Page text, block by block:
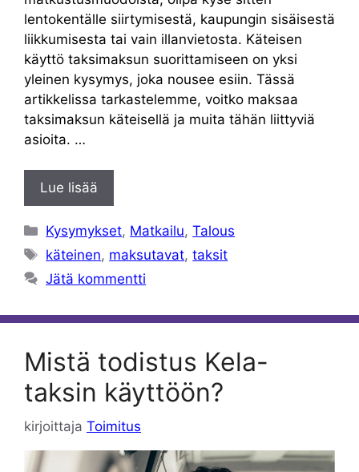
lentokentälle siirtymisestä, kaupungin sisäisestä
liikkumisesta tai vain illanvietosta. Käteisen
käyttö taksimaksun suorittamiseen on yksi
yleinen kysymys, joka nousee esiin. Tässä
artikkelissa tarkastelemme, voitko maksaa
taksimaksun käteisellä ja muita tähän liittyviä
asioita. …
Lue lisää
Kategoriat
Kysymykset, Matkailu,Talous
Avainsanat
käteinen, maksutavat,taksit
Jätä kommentti
Mistä todistus Kela-
taksin käyttöön?
kirjoittaja Toimitus